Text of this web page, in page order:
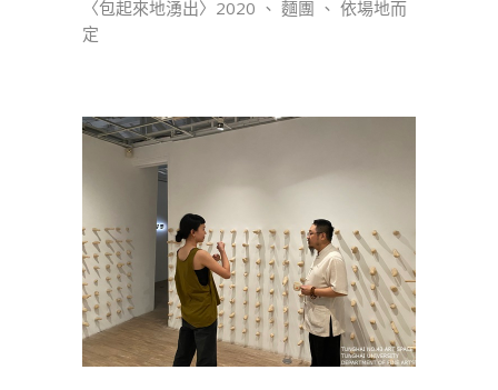
〈包起來地湧出〉2020 、 麵團 、 依場地而
定